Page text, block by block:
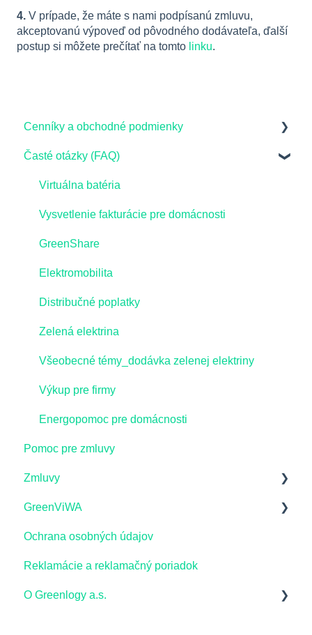
4. V prípade, že máte s nami podpísanú zmluvu,
akceptovanú výpoveď od pôvodného dodávateľa, ďalší
postup si môžete prečítať na tomto linku.
Cenníky a obchodné podmienky
Domácnosti - Cenníky a Obchodné podmienky
Firemní zákazníci - Cenníky a Obchodné
odvetví
Časté otázky (FAQ)
Virtuálna batéria
Vysvetlenie fakturácie pre domácnosti
GreenShare
Elektromobilita
Distribučné poplatky
Zelená elektrina
Všeobecné témy_dodávka zelenej elektriny
Výkup pre firmy
Energopomoc pre domácnosti
Pomoc pre zmluvy
Zmluvy
Zmluvy pre domácnosti_dodávka elektriny a
GreenViWA
Obchodné podmienky Green ViWA
Obchodné podmienky GreenCar v rámci služby
Ochrana osobných údajov
Reklamácie a reklamačný poriadok
O Greenlogy a.s.